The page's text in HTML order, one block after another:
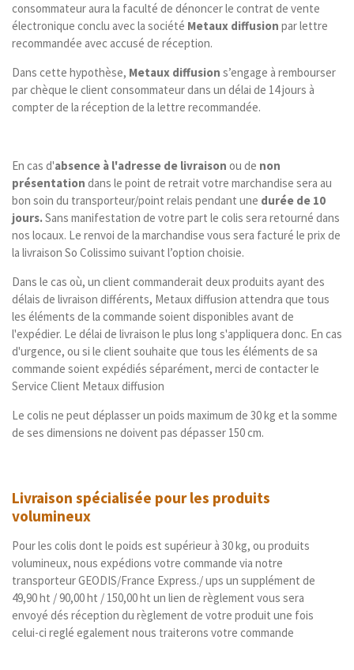
consommateur aura la faculté de dénoncer le contrat de vente
électronique conclu avec la société Metaux diffusion par lettre
recommandée avec accusé de réception.
Dans cette hypothèse, Metaux diffusion s’engage à rembourser
par chèque le client consommateur dans un délai de 14 jours à
compter de la réception de la lettre recommandée.
En cas d'absence à l'adresse de livraison ou de non
présentation dans le point de retrait votre marchandise sera au
bon soin du transporteur/point relais pendant une durée de 10
jours.Sans manifestation de votre part le colis sera retourné dans
nos locaux. Le renvoi de la marchandise vous sera facturé le prix de
la livraison So Colissimo suivant l’option choisie.
Dans le cas où, un client commanderait deux produits ayant des
délais de livraison différents, Metaux diffusion attendra que tous
les éléments de la commande soient disponibles avant de
l'expédier. Le délai de livraison le plus long s'appliquera donc. En cas
d'urgence, ou si le client souhaite que tous les éléments de sa
commande soient expédiés séparément, merci de contacter le
Service Client Metaux diffusion
Le colis ne peut déplasser un poids maximum de 30 kg et la somme
de ses dimensions ne doivent pas dépasser 150 cm.
Livraison spécialisée pour les produits
volumineux
Pour les colis dont le poids est supérieur à 30 kg, ou produits
volumineux, nous expédions votre commande via notre
transporteur GEODIS/France Express./ ups un supplément de
49,90 ht / 90,00 ht / 150,00 ht un lien de règlement vous sera
envoyé dés réception du règlement de votre produit une fois
celui-ci reglé egalement nous traiterons votre commande